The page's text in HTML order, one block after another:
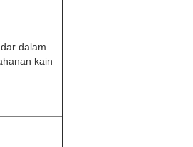
dalam
kain